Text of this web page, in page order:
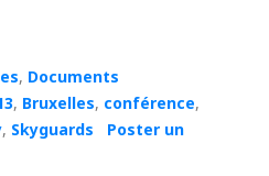
, Documents
, Bruxelles, conférence,
, Skyguards
Poster un